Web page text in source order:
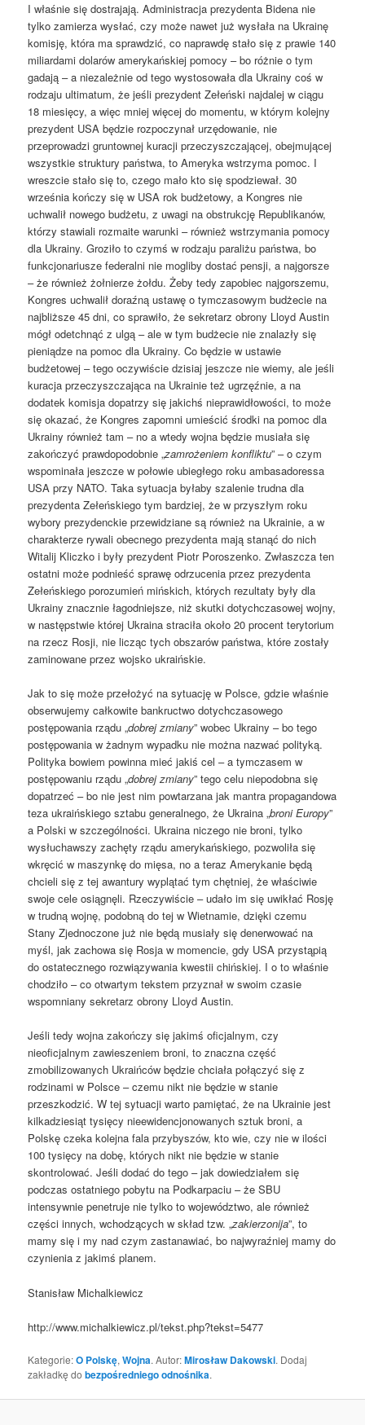
I właśnie się dostrajają. Administracja prezydenta Bidena nie
tylko zamierza wysłać, czy może nawet już wysłała na Ukrainę
komisję, która ma sprawdzić, co naprawdę stało się z prawie 140
miliardami dolarów amerykańskiej pomocy – bo różnie o tym
gadają – a niezależnie od tego wystosowała dla Ukrainy coś w
rodzaju ultimatum, że jeśli prezydent Zełeński najdalej w ciągu
18 miesięcy, a więc mniej więcej do momentu, w którym kolejny
prezydent USA będzie rozpoczynał urzędowanie, nie
przeprowadzi gruntownej kuracji przeczyszczającej, obejmującej
wszystkie struktury państwa, to Ameryka wstrzyma pomoc. I
wreszcie stało się to, czego mało kto się spodziewał. 30
września kończy się w USA rok budżetowy, a Kongres nie
uchwalił nowego budżetu, z uwagi na obstrukcję Republikanów,
którzy stawiali rozmaite warunki – również wstrzymania pomocy
dla Ukrainy. Groziło to czymś w rodzaju paraliżu państwa, bo
funkcjonariusze federalni nie mogliby dostać pensji, a najgorsze
– że również żołnierze żołdu. Żeby tedy zapobiec najgorszemu,
Kongres uchwalił doraźną ustawę o tymczasowym budżecie na
najbliższe 45 dni, co sprawiło, że sekretarz obrony Lloyd Austin
mógł odetchnąć z ulgą – ale w tym budżecie nie znalazły się
pieniądze na pomoc dla Ukrainy. Co będzie w ustawie
budżetowej – tego oczywiście dzisiaj jeszcze nie wiemy, ale jeśli
kuracja przeczyszczająca na Ukrainie też ugrzęźnie, a na
dodatek komisja dopatrzy się jakichś nieprawidłowości, to może
się okazać, że Kongres zapomni umieścić środki na pomoc dla
Ukrainy również tam – no a wtedy wojna będzie musiała się
zakończyć prawdopodobnie „zamrożeniem konfliktu” – o czym
wspominała jeszcze w połowie ubiegłego roku ambasadoressa
USA przy NATO. Taka sytuacja byłaby szalenie trudna dla
prezydenta Zełeńskiego tym bardziej, że w przyszłym roku
wybory prezydenckie przewidziane są również na Ukrainie, a w
charakterze rywali obecnego prezydenta mają stanąć do nich
Witalij Kliczko i były prezydent Piotr Poroszenko. Zwłaszcza ten
ostatni może podnieść sprawę odrzucenia przez prezydenta
Zełeńskiego porozumień mińskich, których rezultaty były dla
Ukrainy znacznie łagodniejsze, niż skutki dotychczasowej wojny,
w następstwie której Ukraina straciła około 20 procent terytorium
na rzecz Rosji, nie licząc tych obszarów państwa, które zostały
zaminowane przez wojsko ukraińskie.
Jak to się może przełożyć na sytuację w Polsce, gdzie właśnie
obserwujemy całkowite bankructwo dotychczasowego
postępowania rządu „dobrej zmiany” wobec Ukrainy – bo tego
postępowania w żadnym wypadku nie można nazwać polityką.
Polityka bowiem powinna mieć jakiś cel – a tymczasem w
postępowaniu rządu „dobrej zmiany” tego celu niepodobna się
dopatrzeć – bo nie jest nim powtarzana jak mantra propagandowa
teza ukraińskiego sztabu generalnego, że Ukraina „broni Europy”
a Polski w szczególności. Ukraina niczego nie broni, tylko
wysłuchawszy zachęty rządu amerykańskiego, pozwoliła się
wkręcić w maszynkę do mięsa, no a teraz Amerykanie będą
chcieli się z tej awantury wyplątać tym chętniej, że właściwie
swoje cele osiągnęli. Rzeczywiście – udało im się uwikłać Rosję
w trudną wojnę, podobną do tej w Wietnamie, dzięki czemu
Stany Zjednoczone już nie będą musiały się denerwować na
myśl, jak zachowa się Rosja w momencie, gdy USA przystąpią
do ostatecznego rozwiązywania kwestii chińskiej. I o to właśnie
chodziło – co otwartym tekstem przyznał w swoim czasie
wspomniany sekretarz obrony Lloyd Austin.
Jeśli tedy wojna zakończy się jakimś oficjalnym, czy
nieoficjalnym zawieszeniem broni, to znaczna część
zmobilizowanych Ukraińców będzie chciała połączyć się z
rodzinami w Polsce – czemu nikt nie będzie w stanie
przeszkodzić. W tej sytuacji warto pamiętać, że na Ukrainie jest
kilkadziesiąt tysięcy nieewidencjonowanych sztuk broni, a
Polskę czeka kolejna fala przybyszów, kto wie, czy nie w ilości
100 tysięcy na dobę, których nikt nie będzie w stanie
skontrolować. Jeśli dodać do tego – jak dowiedziałem się
podczas ostatniego pobytu na Podkarpaciu – że SBU
intensywnie penetruje nie tylko to województwo, ale również
części innych, wchodzących w skład tzw. „zakierzonija”, to
mamy się i my nad czym zastanawiać, bo najwyraźniej mamy do
czynienia z jakimś planem.
Stanisław Michalkiewicz
http://www.michalkiewicz.pl/tekst.php?tekst=5477
Kategorie:O Polskę,Wojna. Autor:Mirosław Dakowski. Dodaj
zakładkę dobezpośredniego odnośnika.